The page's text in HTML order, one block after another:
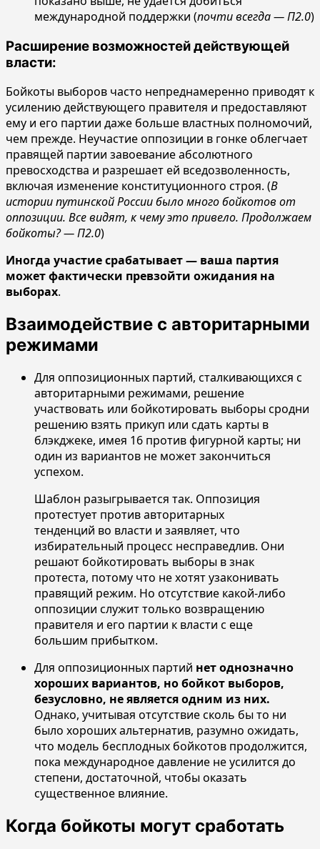
международной поддержки (почти всегда — П2.0)
Расширение возможностей действующей
власти:
Бойкоты выборов часто непреднамеренно приводят к
усилению действующего правителя и предоставляют
ему и его партии даже больше властных полномочий,
чем прежде. Неучастие оппозиции в гонке облегчает
правящей партии завоевание абсолютного
превосходства и разрешает ей вседозволенность,
включая изменение конституционного строя. (В
истории путинской России было много бойкотов от
оппозиции. Все видят, к чему это привело. Продолжаем
бойкоты? — П2.0)
Иногда участие срабатывает — ваша партия
может фактически превзойти ожидания на
выборах.
Взаимодействие с авторитарными
режимами
Для оппозиционных партий, сталкивающихся с
авторитарными режимами, решение
участвовать или бойкотировать выборы сродни
решению взять прикуп или сдать карты в
блэкджеке, имея 16 против фигурной карты; ни
один из вариантов не может закончиться
успехом.
Шаблон разыгрывается так. Оппозиция
протестует против авторитарных
тенденций во власти и заявляет, что
избирательный процесс несправедлив. Они
решают бойкотировать выборы в знак
протеста, потому что не хотят узаконивать
правящий режим. Но отсутствие какой-либо
оппозиции служит только возвращению
правителя и его партии к власти с еще
большим прибытком.
Для оппозиционных партий нет однозначно
хороших вариантов, но бойкот выборов,
безусловно, не является одним из них.
Однако, учитывая отсутствие сколь бы то ни
было хороших альтернатив, разумно ожидать,
что модель бесплодных бойкотов продолжится,
пока международное давление не усилится до
степени, достаточной, чтобы оказать
существенное влияние.
Когда бойкоты могут сработать